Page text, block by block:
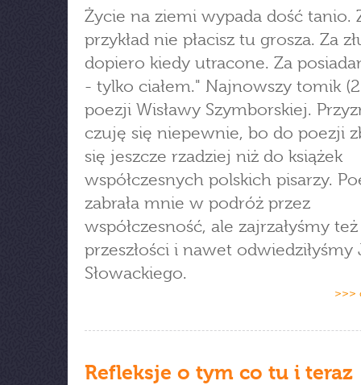
Życie na ziemi wypada dość tanio.
przykład nie płacisz tu grosza. Za
dopiero kiedy utracone. Za
- tylko ciałem." Najnowszy tomik
poezji Wisławy Szymborskiej.
czuję się niepewnie, bo do poezji
się jeszcze rzadziej niż do książek
współczesnych polskich pisarzy.
zabrała mnie w podróż przez
współczesność, ale zajrzałyśmy
przeszłości i nawet odwiedziłyśmy
Słowackiego.
>>>
Refleksje o tym co tu i teraz